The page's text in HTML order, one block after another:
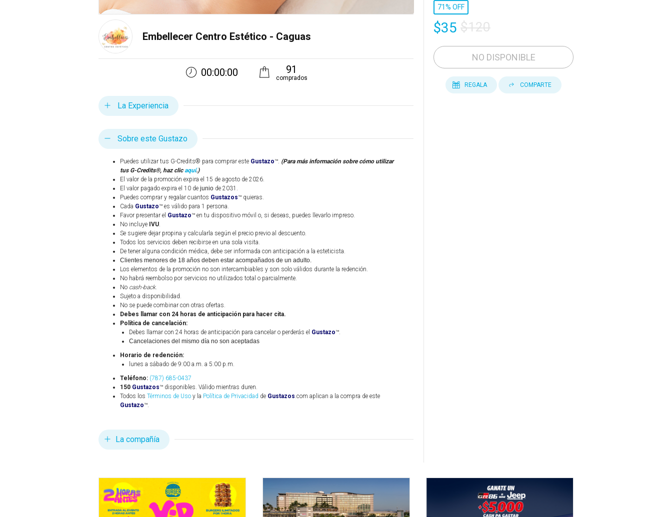
71% OFF
$35 $120
NO DISPONIBLE
REGALA COMPARTE
Embellecer Centro Estético - Caguas
00:00:00 91
comprados
La Experiencia
Sobre este Gustazo
Puedes utilizar tus G-Credits® para comprar este Gustazo™. (Para más información sobre cómo utilizar
tus G-Credits®, haz clicaquí.)
El valor de la promoción expira el 15 de agosto de 2026.
El valor pagado expira el 10 de junio de 2031.
Puedes comprar y regalar cuantos Gustazos™ quieras.
Cada Gustazo™ es válido para 1 persona.
Favor presentar el Gustazo™ en tu dispositivo móvil o, si deseas, puedes llevarlo impreso.
No incluye IVU.
Se sugiere dejar propina y calcularla según el precio previo al descuento.
Todos los servicios deben recibirse en una sola visita.
De tener alguna condición médica, debe ser informada con anticipación a la esteticista.
Clientes menores de 18 años deben estar acompañados de un adulto.
Los elementos de la promoción no son intercambiables y son solo válidos durante la redención.
No habrá reembolso por servicios no utilizados total o parcialmente.
No cash-back.
Sujeto a disponibilidad.
No se puede combinar con otras ofertas.
Debes llamar con 24 horas de anticipación para hacer cita.
Política de cancelación:
Debes llamar con 24 horas de anticipación para cancelar o perderás el Gustazo™.
Cancelaciones del mismo día no son aceptadas
Horario de redención:
lunes a sábado de 9:00 a.m. a 5:00 p.m.
Teléfono: (787) 685-0437
150 Gustazos™ disponibles. Válido mientras duren.
Todos los Términos de Uso y la Política de Privacidad de Gustazos.com aplican a la compra de este
Gustazo™.
La compañía